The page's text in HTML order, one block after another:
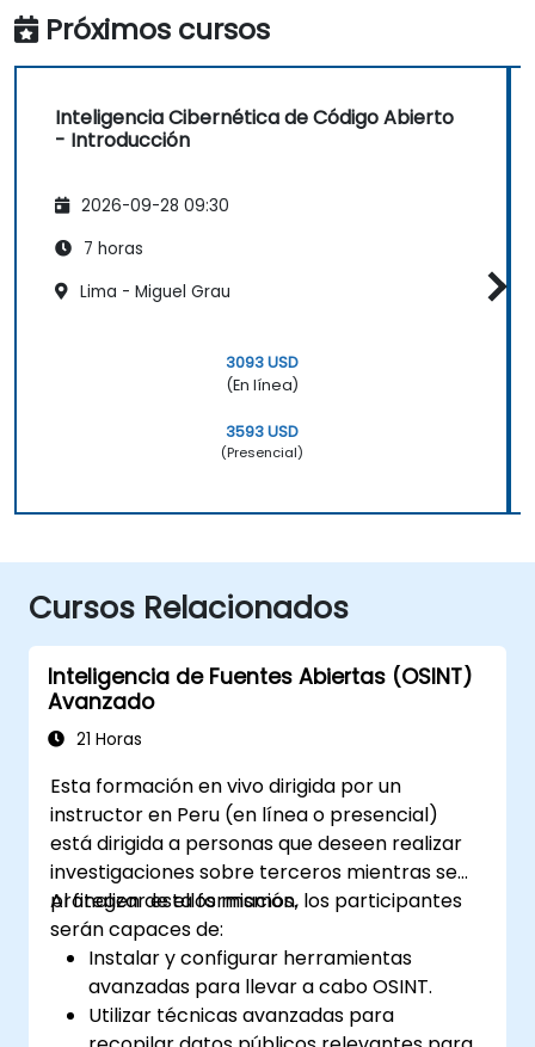
Próximos cursos
Inteligencia Cibernética de Código Abierto
- Introducción
2026-09-28 09:30
7 horas
Lima - Miguel Grau
3093 USD
(En línea)
3593 USD
(Presencial)
Cursos Relacionados
Inteligencia de Fuentes Abiertas (OSINT)
Avanzado
21 Horas
Esta formación en vivo dirigida por un
instructor en Peru (en línea o presencial)
está dirigida a personas que deseen realizar
investigaciones sobre terceros mientras se
protegen de ellos mismos.
Al finalizar esta formación, los participantes
serán capaces de:
Instalar y configurar herramientas
avanzadas para llevar a cabo OSINT.
Utilizar técnicas avanzadas para